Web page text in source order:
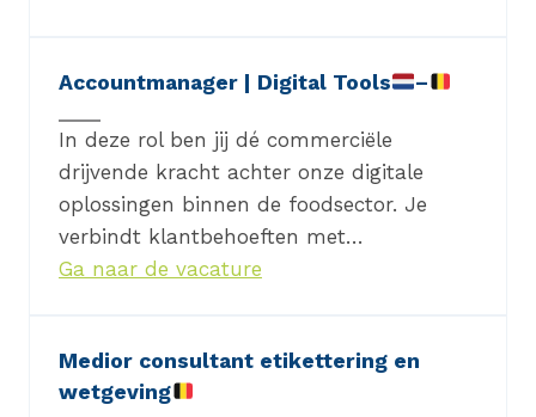
Accountmanager | Digital Tools –
In deze rol ben jij dé commerciële
drijvende kracht achter onze digitale
oplossingen binnen de foodsector. Je
verbindt klantbehoeften met…
Ga naar de vacature
Medior consultant etikettering en
wetgeving